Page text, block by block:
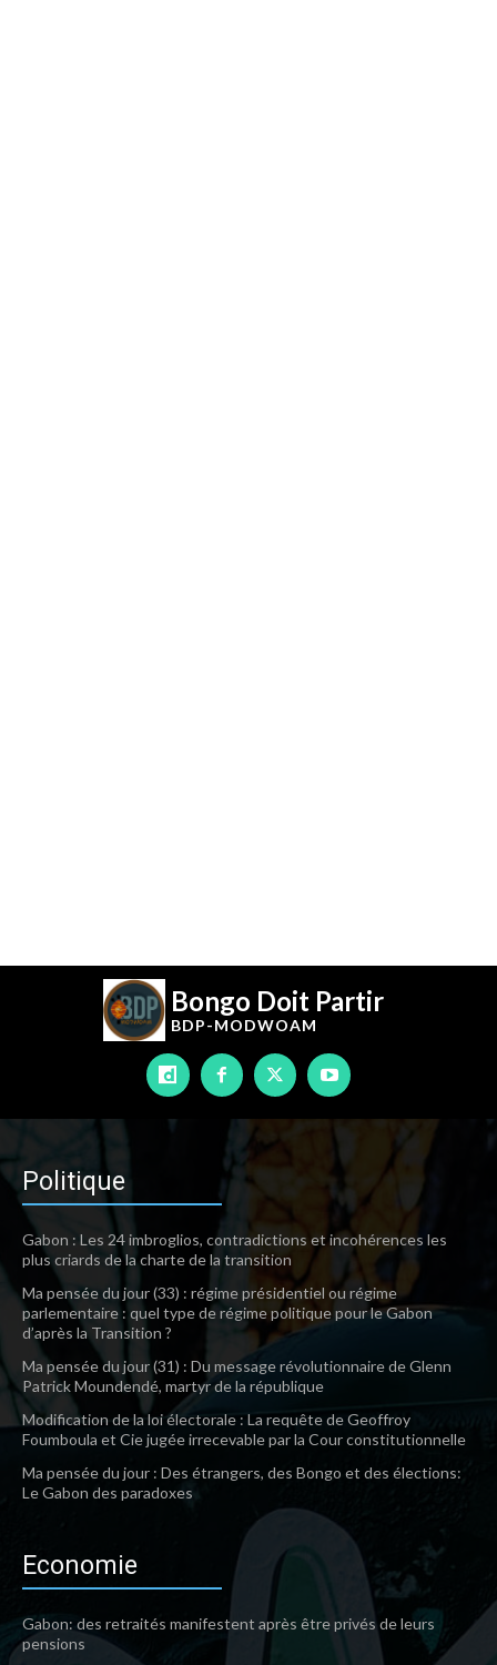
Bongo Doit Partir
BDP-MODWOAM
Politique
Gabon : Les 24 imbroglios, contradictions et incohérences les
plus criards de la charte de la transition
Ma pensée du jour (33) : régime présidentiel ou régime
parlementaire : quel type de régime politique pour le Gabon
d’après la Transition ?
Ma pensée du jour (31) : Du message révolutionnaire de Glenn
Patrick Moundendé, martyr de la république
Modification de la loi électorale : La requête de Geoffroy
Foumboula et Cie jugée irrecevable par la Cour constitutionnelle
Ma pensée du jour : Des étrangers, des Bongo et des élections:
Le Gabon des paradoxes
Economie
Gabon: des retraités manifestent après être privés de leurs
pensions